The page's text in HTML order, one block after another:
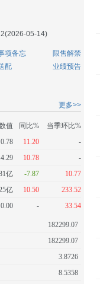
05-14)
项备忘
限售解禁
配
业绩预告
更多>>
值 同比%
当季环比%
0.78 11.20
-
10.78
-
亿 -7.87
10.77
亿 10.50
233.52
0.00 - 33.54
182299.07
182299.07
3.8726
8.5358